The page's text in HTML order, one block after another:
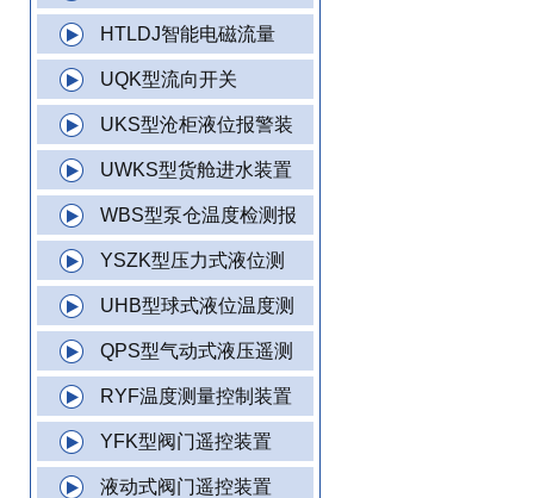
HTLDJ智能电磁流量
UQK型流向开关
UKS型沧柜液位报警装
UWKS型货舱进水装置
WBS型泵仓温度检测报
YSZK型压力式液位测
UHB型球式液位温度测
QPS型气动式液压遥测
RYF温度测量控制装置
YFK型阀门遥控装置
液动式阀门遥控装置